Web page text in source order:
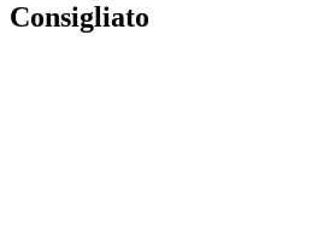
Consigliato